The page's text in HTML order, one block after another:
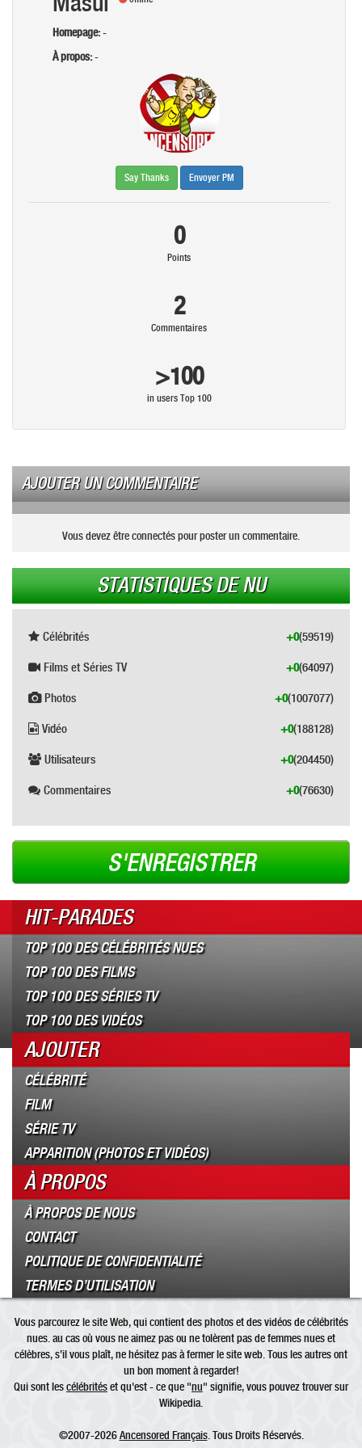
Homepage:-
À propos:-
Say Thanks Envoyer PM
0
Points
2
Commentaires
>100
in users Top 100
AJOUTER UN COMMENTAIRE
Vous devez être connectés pour poster un commentaire.
STATISTIQUES DE NU
Célébrités (59519)
+0
Films et Séries TV (64097)
+0
Photos (1007077)
+0
Vidéo (188128)
+0
Utilisateurs (204450)
+0
Commentaires (76630)
+0
S'ENREGISTRER
HIT-PARADES
TOP 100 DES CÉLÉBRITÉS NUES
TOP 100 DES FILMS
TOP 100 DES SÉRIES TV
TOP 100 DES VIDÉOS
AJOUTER
CÉLÉBRITÉ
FILM
SÉRIE TV
APPARITION (PHOTOS ET VIDÉOS)
À PROPOS
À PROPOS DE NOUS
CONTACT
POLITIQUE DE CONFIDENTIALITÉ
TERMES D’UTILISATION
Vous parcourez le site Web, qui contient des photos et des vidéos de célébrités
nues. au cas où vous ne aimez pas ou ne tolèrent pas de femmes nues et
célèbres, s’il vous plaît, ne hésitez pas à fermer le site web. Tous les autres ont
un bon moment à regarder!
Qui sont lescélébritéset qu'est - ce que "nu" signifie, vous pouvez trouver sur
Wikipedia.
©2007-2026Ancensored Français. Tous Droits Réservés.